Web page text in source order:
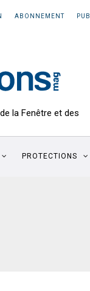
ABONNEMENT
la Fenêtre et des
PROTECTIONS